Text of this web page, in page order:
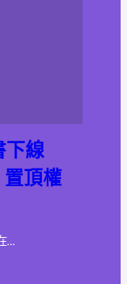
下線
置頂權
…